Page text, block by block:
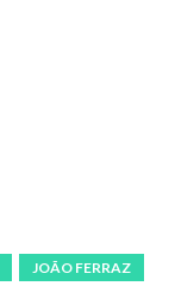
JOÃO FERRAZ